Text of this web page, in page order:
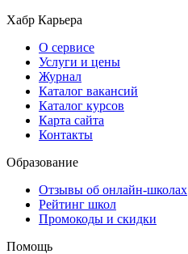
Хабр Карьера
О сервисе
Услуги и цены
Журнал
Каталог вакансий
Каталог курсов
Карта сайта
Контакты
Образование
Отзывы об онлайн-школах
Рейтинг школ
Промокоды и скидки
Помощь